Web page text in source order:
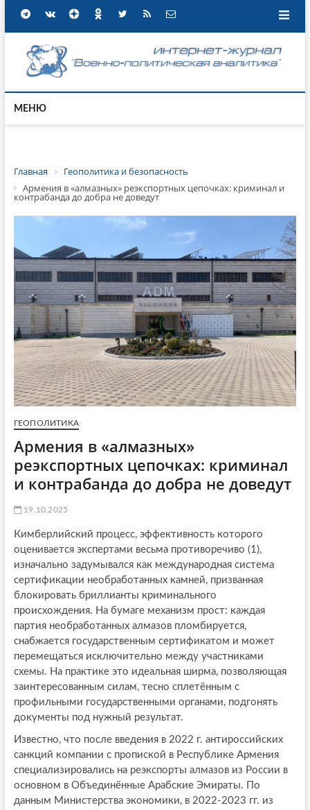
МЕНЮ
Главная
Геополитика и безопасность
Армения в «алмазных» реэкспортных цепочках: криминал и
контрабанда до добра не доведут
ГЕОПОЛИТИКА
Армения в «алмазных»
реэкспортных цепочках: криминал
и контрабанда до добра не доведут
19.10.2025
Кимберлийский процесс, эффективность которого
оценивается экспертами весьма противоречиво (1),
изначально задумывался как международная система
сертификации необработанных камней, призванная
блокировать бриллианты криминального
происхождения. На бумаге механизм прост: каждая
партия необработанных алмазов пломбируется,
снабжается государственным сертификатом и может
перемещаться исключительно между участниками
схемы. На практике это идеальная ширма, позволяющая
заинтересованным силам, тесно сплетённым с
профильными государственными органами, подгонять
документы под нужный результат.
Известно, что после введения в 2022 г. антироссийских
санкций компании с пропиской в Республике Армения
специализировались на реэкспорты алмазов из России в
основном в Объединённые Арабские Эмираты. По
данным Министерства экономики, в 2022-2023 гг. из